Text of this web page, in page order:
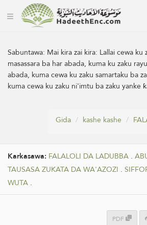
Sabuntawa: Mai kira zai kira: Lallai cewa
masassara ba har abada, kuma ku zaku
abada, kuma cewa ku zaku samartaku ba
kuma cewa ku zaku ni'imtu ba zaku yanke
Gida kashe kashe
Karkasawa: FALALOLI DA LADUBBA .
TAUSASA ZUKATA DA WA'AZOZI .
WUTA .
PDF